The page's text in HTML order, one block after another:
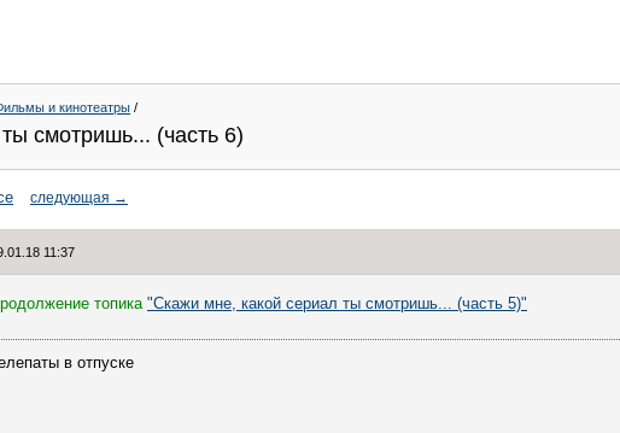
и кинотеатры /
смотришь... (часть 6)
следующая →
11:37
топика"Скажи мне, какой сериал ты смотришь... (часть 5)"
в отпуске